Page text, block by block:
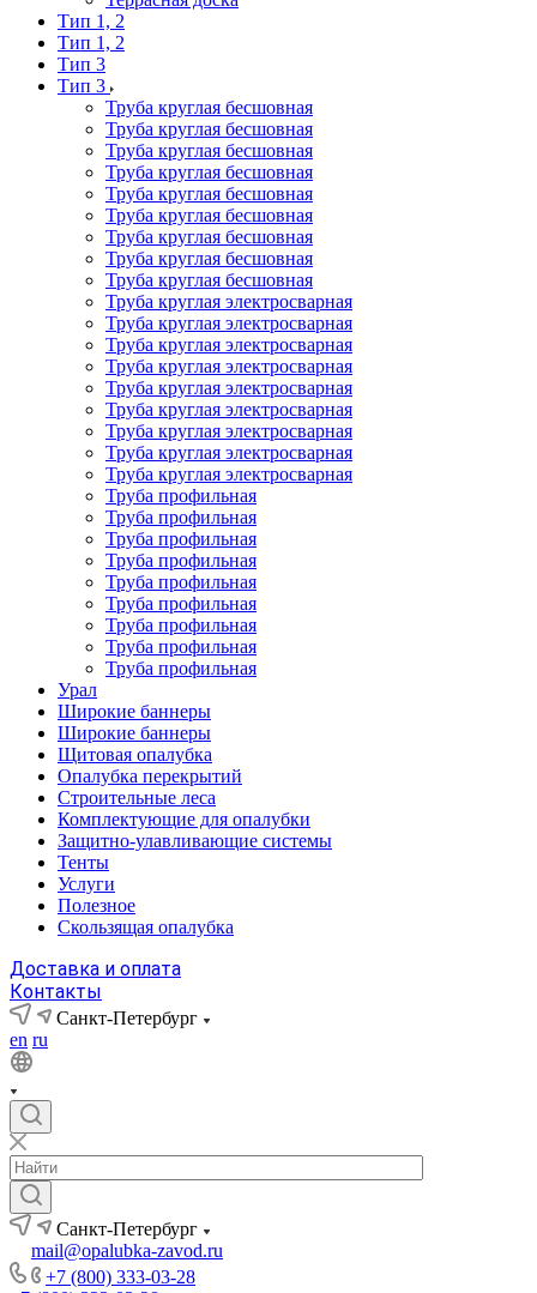
Тип 1, 2
Тип 1, 2
Тип 3
Тип 3
Труба круглая бесшовная
Труба круглая бесшовная
Труба круглая бесшовная
Труба круглая бесшовная
Труба круглая бесшовная
Труба круглая бесшовная
Труба круглая бесшовная
Труба круглая бесшовная
Труба круглая бесшовная
Труба круглая электросварная
Труба круглая электросварная
Труба круглая электросварная
Труба круглая электросварная
Труба круглая электросварная
Труба круглая электросварная
Труба круглая электросварная
Труба круглая электросварная
Труба круглая электросварная
Труба профильная
Труба профильная
Труба профильная
Труба профильная
Труба профильная
Труба профильная
Труба профильная
Труба профильная
Труба профильная
Урал
Широкие баннеры
Широкие баннеры
Щитовая опалубка
Опалубка перекрытий
Строительные леса
Комплектующие для опалубки
Защитно-улавливающие системы
Тенты
Услуги
Полезное
Скользящая опалубка
Доставка и оплата
Контакты
Санкт-Петербург
en ru
Санкт-Петербург
mail@opalubka-zavod.ru
+7 (800) 333-03-28